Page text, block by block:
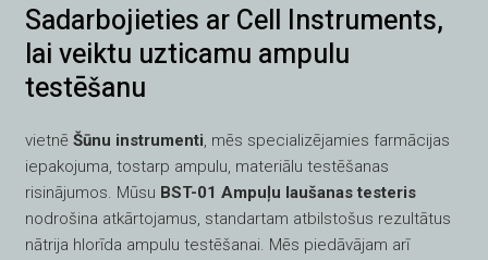
Sadarbojieties ar Cell Instruments,
lai veiktu uzticamu ampulu
testēšanu
vietnēŠūnu instrumenti, mēs specializējamies farmācijas
iepakojuma, tostarp ampulu, materiālu testēšanas
risinājumos. Mūsu BST-01 Ampuļu laušanas testeris
nodrošina atkārtojamus, standartam atbilstošus rezultātus
nātrija hlorīda ampulu testēšanai. Mēs piedāvājam arī